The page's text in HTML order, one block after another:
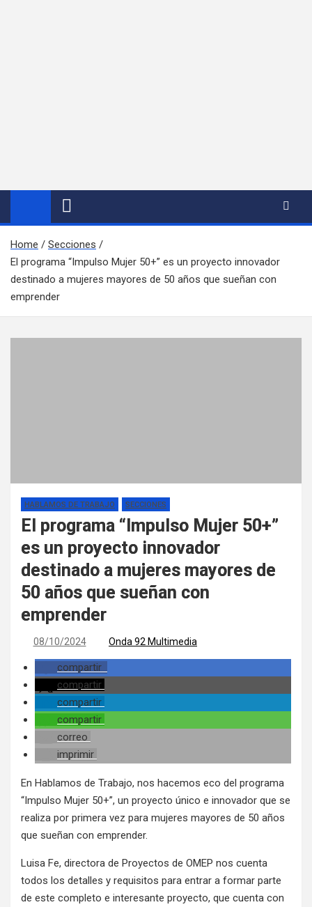
Home
Secciones
El programa “Impulso Mujer 50+” es un proyecto innovador
destinado a mujeres mayores de 50 años que sueñan con
emprender
HABLAMOS DE TRABAJO SECCIONES
El programa “Impulso Mujer 50+”
es un proyecto innovador
destinado a mujeres mayores de
50 años que sueñan con
emprender
08/10/2024 Onda 92 Multimedia
compartir
compartir
compartir
compartir
correo
imprimir
En Hablamos de Trabajo, nos hacemos eco del programa
“Impulso Mujer 50+”, un proyecto único e innovador que se
realiza por primera vez para mujeres mayores de 50 años
que sueñan con emprender.
Luisa Fe, directora de Proyectos de OMEP nos cuenta
todos los detalles y requisitos para entrar a formar parte
de este completo e interesante proyecto, que cuenta con